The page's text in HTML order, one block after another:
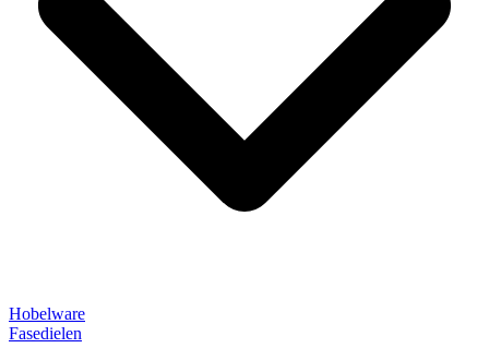
Hobelware
Fasedielen